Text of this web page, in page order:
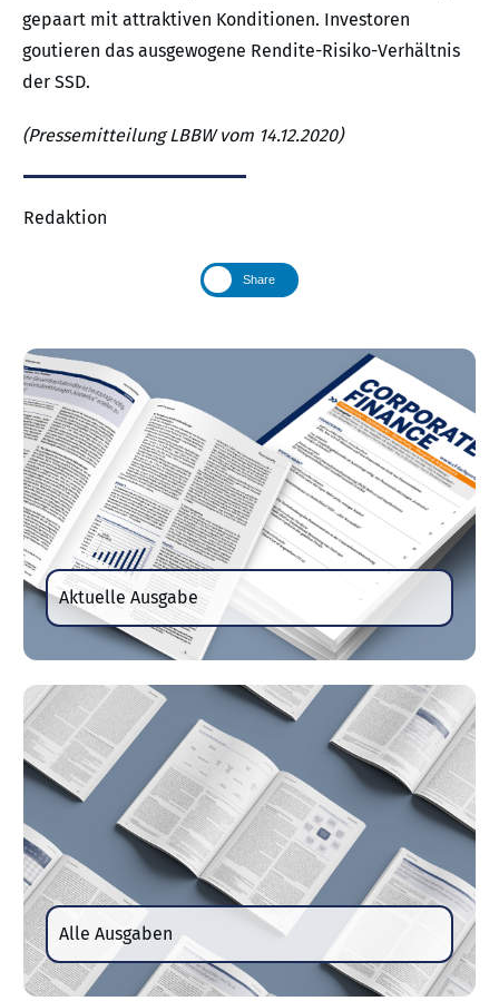
gepaart mit attraktiven Konditionen. Investoren
goutieren das ausgewogene Rendite-Risiko-Verhältnis
der SSD.
(Pressemitteilung LBBW vom 14.12.2020)
Redaktion
Share
Aktuelle Ausgabe
Alle Ausgaben